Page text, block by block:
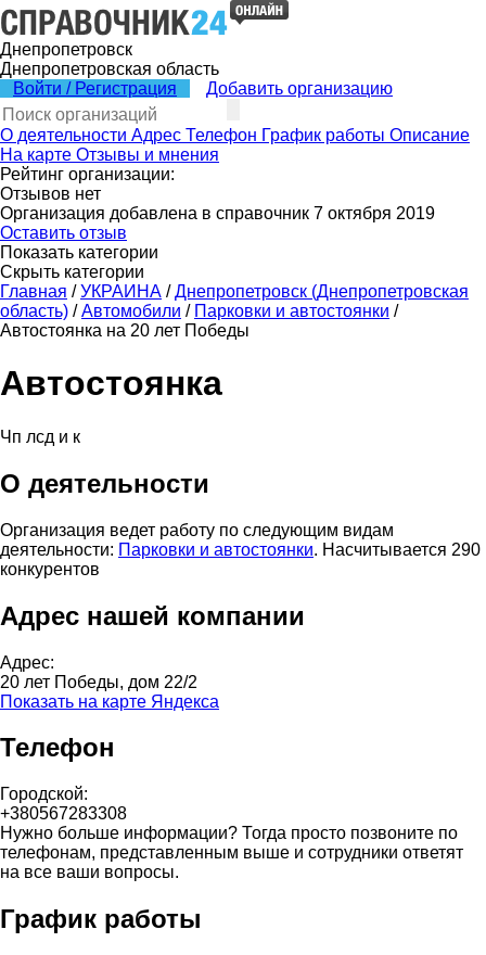
Днепропетровск
Днепропетровская область
Войти / Регистрация
Добавить организацию
О деятельности Адрес Телефон График работы Описание
На карте Отзывы и мнения
Рейтинг организации:
Отзывов нет
Организация добавлена в справочник 7 октября 2019
Оставить отзыв
Показать категории
Скрыть категории
Главная / УКРАИНА / Днепропетровск (Днепропетровская
область) / Автомобили / Парковки и автостоянки /
Автостоянка на 20 лет Победы
Автостоянка
Чп лсд и к
О деятельности
Организация ведет работу по следующим видам
деятельности: Парковки и автостоянки. Насчитывается 290
конкурентов
Адрес нашей компании
Адрес:
20 лет Победы, дом 22/2
Показать на карте Яндекса
Телефон
Городской:
+380567283308
Нужно больше информации? Тогда просто позвоните по
телефонам, представленным выше и сотрудники ответят
на все ваши вопросы.
График работы